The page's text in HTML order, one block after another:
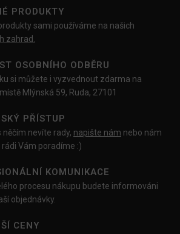
PRODUKTY
sami používáme na našich
zahrad.
OSOBNÍHO ODBĚRU
si můžete i vyzvednout zdarma na
Mlýnská 59, Ruda, 27101
PŘÍSTUP
něčím nevíte rady, napište nám nebo nám
rádi Vám poradíme :)
KOMUNIKACE
procesu nákupu budete informováni
objednávky.
CENY